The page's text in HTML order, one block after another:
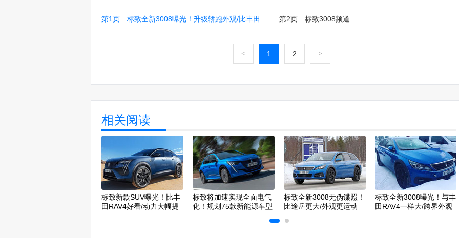
第1页 : 标致全新3008曝光！升级轿跑外观/比丰田RAV4好看 第2页 : 标致3008频道
< 1 2 >
相关阅读
标致新款SUV曝光！比丰
田RAV4好看/动力大幅提
标致将加速实现全面电气
化！规划75款新能源车型
标致全新3008无伪谍照！
比途岳更大/外观更运动
标致全新3008曝光！与丰
田RAV4一样大/跨界外观